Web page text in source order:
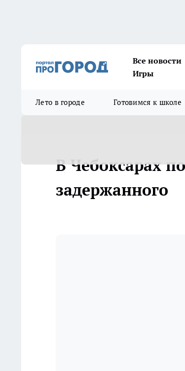
Все новости
Игры
Лето в городе Готовимся к школе
В Чебоксарах
задержанного